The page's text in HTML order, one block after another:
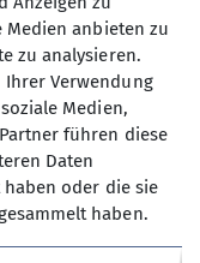
leicht bis
der risiko-
damit.
anbieten zu
zu analysieren.
Verwendung
Medien,
führen diese
Daten
oder die sie
haben.